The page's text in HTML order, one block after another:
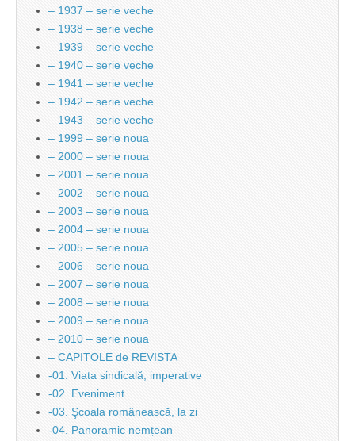
– 1937 – serie veche
– 1938 – serie veche
– 1939 – serie veche
– 1940 – serie veche
– 1941 – serie veche
– 1942 – serie veche
– 1943 – serie veche
– 1999 – serie noua
– 2000 – serie noua
– 2001 – serie noua
– 2002 – serie noua
– 2003 – serie noua
– 2004 – serie noua
– 2005 – serie noua
– 2006 – serie noua
– 2007 – serie noua
– 2008 – serie noua
– 2009 – serie noua
– 2010 – serie noua
– CAPITOLE de REVISTA
-01. Viata sindicală, imperative
-02. Eveniment
-03. Şcoala românească, la zi
-04. Panoramic nemțean